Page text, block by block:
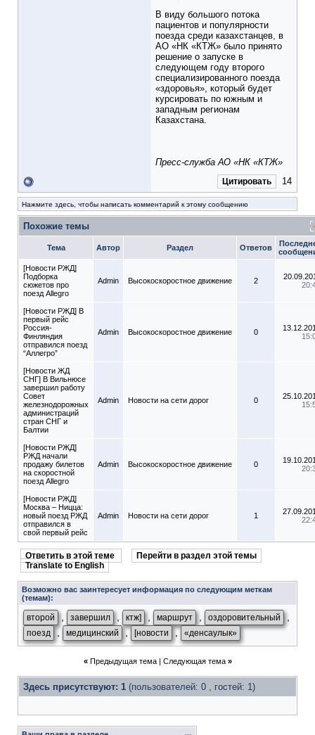
В виду большого потока
пациентов и популярности
поезда среди казахстанцев, в
АО «НК «КТЖ» было принято
решение о запуске в
следующем году второго
специализированного поезда
«здоровья», который будет
курсировать по южным и
западным регионам
Казахстана.
Пресс-служба АО «НК «КТЖ»
Цитировать 14
Нажмите здесь, чтобы написать комментарий к этому сообщению
Похожие темы
Тема Автор Раздел Ответов
[Новости РЖД]
Подборка
сюжетов про
поезд Allegro
Admin Высокоскоростное движение 2
[Новости РЖД] В
первый рейс
Россия-
Финляндия
отправился поезд
“Аллегро”
Admin Высокоскоростное движение 0
[Новости ЖД
СНГ] В Вильнюсе
завершил работу
Совет
железнодорожных
администраций
стран СНГ и
Балтии
Admin Новости на сети дорог 0
[Новости РЖД]
РЖД начали
продажу билетов
на скоростной
поезд Allegro
Admin Высокоскоростное движение 0
[Новости РЖД]
Москва – Ницца:
новый поезд РЖД
отправился в
свой первый рейс
Admin Новости на сети дорог 1
Ответить в этой теме
Перейти в раздел этой темы
Translate to English
Возможно вас заинтересует информация по следующим меткам
(темам):
второй завершил ктж] маршрут оздоровительный
поезд , медицинский , [новости , «денсаулык»
« Предыдущая тема| Следующая тема »
Здесь присутствуют: 1 (пользователей: 0 , гостей: 1)